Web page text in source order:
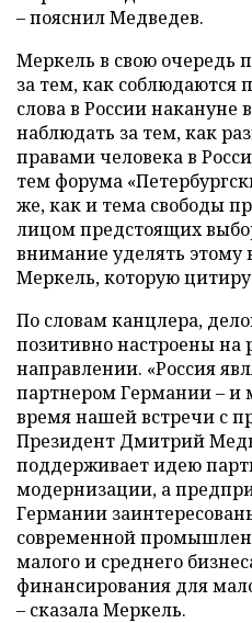
– пояснил Медведев.
Меркель в свою очередь
за тем, как соблюдаются
слова в России
наблюдать за тем, как
правами человека в
тем форума
же, как и тема свободы
лицом предстоящих
внимание уделять этому
Меркель, которую
По словам канцлера,
позитивно настроены на
направлении. «Россия
партнером Германии – и
время нашей встречи с
Президент Дмитрий
поддерживает идею
модернизации, а
Германии
современной
малого и среднего
финансирования для
– сказала Меркель.